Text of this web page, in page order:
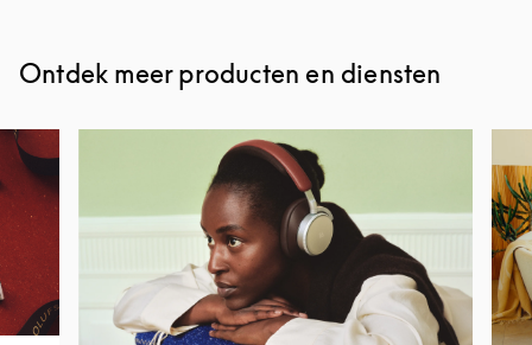
Ontdek meer producten en diensten